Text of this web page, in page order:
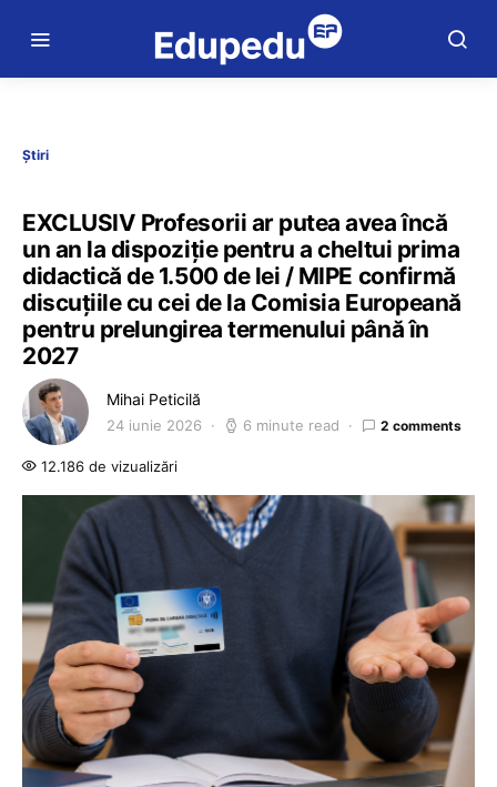
Știri
EXCLUSIV Profesorii ar putea avea încă
un an la dispoziție pentru a cheltui prima
didactică de 1.500 de lei / MIPE confirmă
discuțiile cu cei de la Comisia Europeană
pentru prelungirea termenului până în
2027
Mihai Peticilă
24 iunie 2026 6 minute read 2 comments
12.186 de vizualizări